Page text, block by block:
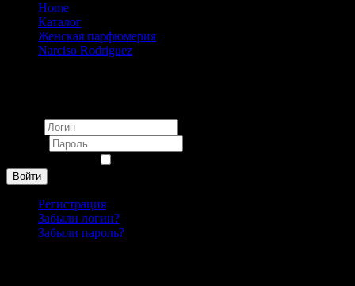
Home
Каталог
Женская парфюмерия
Narciso Rodriguez
Войти
Регистрация
Забыли логин?
Забыли пароль?